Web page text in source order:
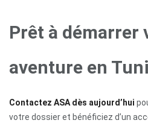
Prêt à démarrer
aventure en
Contactez ASA dès aujourd’hui
votre dossier et bénéficiez d’un